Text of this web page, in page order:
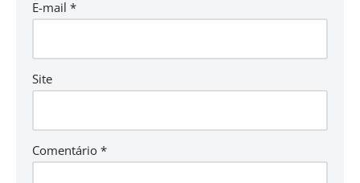
E-mail *
Site
Comentário *